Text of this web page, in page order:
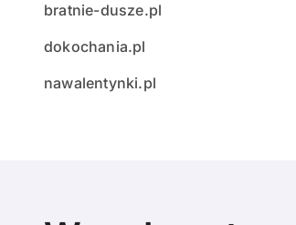
bratnie-dusze.pl
dokochania.pl
nawalentynki.pl